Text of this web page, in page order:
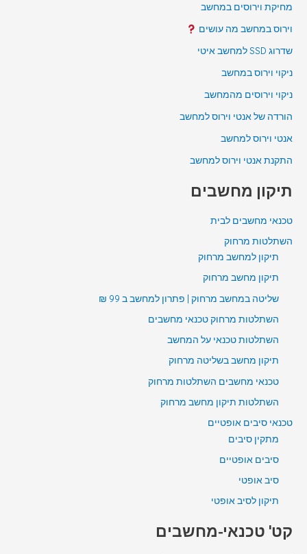
מחיקת וירוסים במחשב
וירוס במחשב מה עושים
שדרוג SSD למחשב איטי
ניקוי וירוס במחשב
ניקוי וירוסים מהמחשב
הורדה של אנטי וירוס למחשב
אנטי וירוס למחשב
התקנת אנטי וירוס למחשב
תיקון מחשבים
טכנאי מחשבים לבית
השתלטות מרחוק
תיקון למחשב מרחוק
תיקון מחשב מרחוק
שליטה במחשב מרחוק | פתרון למחשב ב 99 ₪
השתלטות מרחוק טכנאי מחשבים
השתלטות טכנאי על המחשב
תיקון מחשב בשליטה מרחוק
טכנאי מחשבים השתלטות מרחוק
השתלטות תיקון מחשב מרחוק
טכנאי סיבים אופטיים
מתקין סיבים
סיבים אופטיים
סיב אופטי
תיקון לסיב אופטי
קט' טכנאי-מחשבים